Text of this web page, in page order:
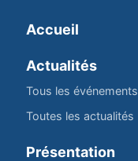
Accueil
Actualités
Tous les événements
Toutes les actualités
Présentation